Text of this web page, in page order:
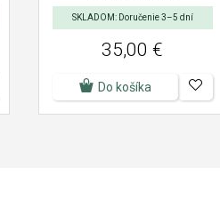
SKLADOM: Doručenie 3–5 dní
35,00 €
Do košíka